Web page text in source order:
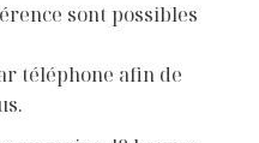
sont possibles
téléphone afin de